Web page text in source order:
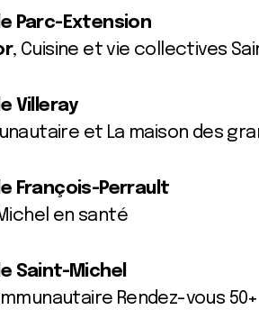
Parc-Extension
, Cuisine et vie collectives
Villeray
et La maison des
François-Perrault
en santé
Saint-Michel
Rendez-vous 50+